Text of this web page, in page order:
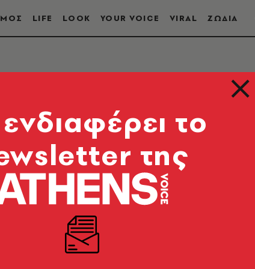
LIFE LOOK YOUR VOICE VIRAL ΖΩΔΙΑ
στατιστικά, αγώνες, προγνωστικά.
το
της